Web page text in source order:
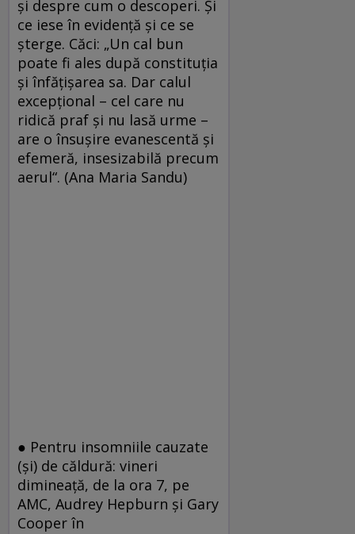
şi despre cum o descoperi. Şi
ce iese în evidenţă şi ce se
şterge. Căci: „Un cal bun
poate fi ales după constituţia
şi înfăţişarea sa. Dar calul
excepţional – cel care nu
ridică praf şi nu lasă urme –
are o însuşire evanescentă şi
efemeră, insesizabilă precum
aerul“. (Ana Maria Sandu)
● Pentru insomniile cauzate
(şi) de căldură: vineri
dimineaţă, de la ora 7, pe
AMC, Audrey Hepburn şi Gary
Cooper în